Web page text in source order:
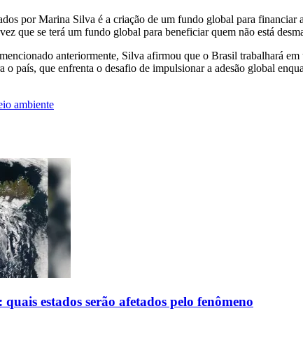
por Marina Silva é a criação de um fundo global para
que se terá um fundo global para beneficiar quem não está
anteriormente, Silva afirmou que o Brasil trabalhará
país, que enfrenta o desafio de impulsionar a adesão global
ambiente
estados serão afetados pelo fenômeno